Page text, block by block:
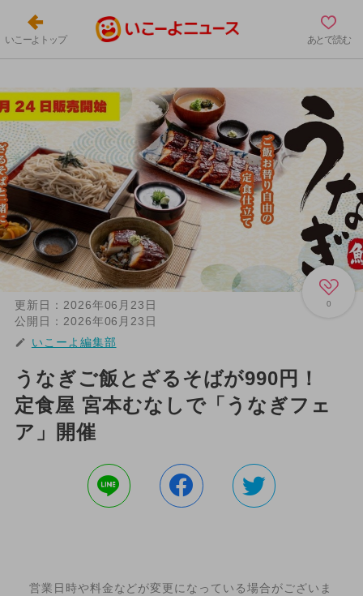
いこーよトップ あとで読む
0
更新日： 2026年06月23日
公開日： 2026年06月23日
いこーよ編集部
うなぎご飯とざるそばが990円！
定食屋 宮本むなしで「うなぎフェ
ア」開催
営業日時や料金などが変更になっている場合がございま